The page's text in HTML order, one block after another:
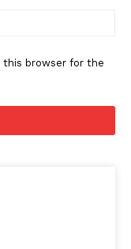
this browser for the